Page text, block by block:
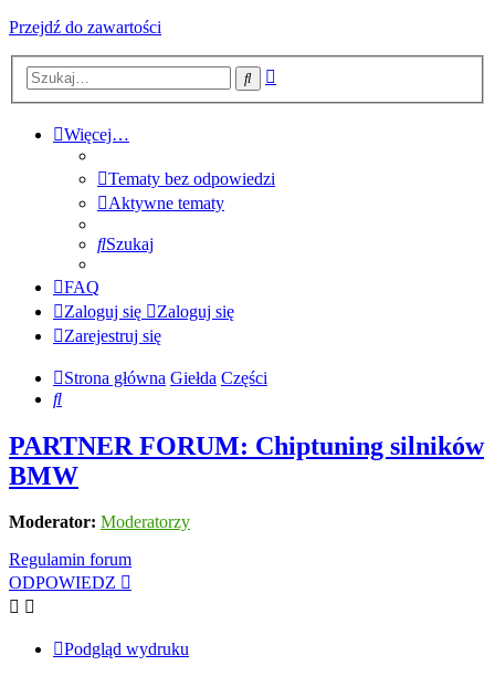
Przejdź do zawartości
Szukaj
Więcej…
Tematy bez odpowiedzi
Aktywne tematy
Szukaj
FAQ
Zaloguj się
Zaloguj się
Zarejestruj się
Strona główna Giełda Części
Szukaj
PARTNER FORUM: Chiptuning silników
BMW
Moderator: Moderatorzy
Regulamin forum
ODPOWIEDZ
Podgląd wydruku